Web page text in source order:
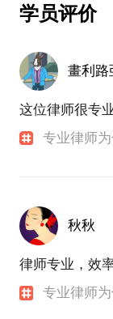
域的个人经验
您通过正式途
或其他形式的
表平台观点，
有法律进行规制
险，也可以亡
悔药”。一名
我因为具备了
治精神”并不是
想，也不再只
闲言少叙，亲
学员评价
畫利路
这位律师很专
专业律师
秋秋
律师专业，效
专业律师